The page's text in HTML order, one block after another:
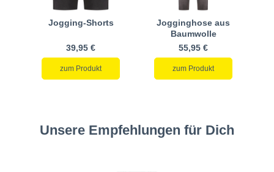
Jogging-Shorts
39,95 €
zum Produkt
Jogginghose aus
Baumwolle
55,95 €
zum Produkt
Unsere Empfehlungen für Dich